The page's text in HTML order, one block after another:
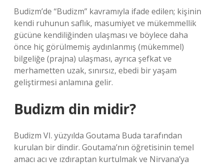
Budizm’de “Budizm” kavramıyla ifade edilen; kişinin
kendi ruhunun saflık, masumiyet ve mükemmellik
gücüne kendiliğinden ulaşması ve böylece daha
önce hiç görülmemiş aydınlanmış (mükemmel)
bilgeliğe (prajna) ulaşması, ayrıca şefkat ve
merhametten uzak, sınırsız, ebedi bir yaşam
geliştirmesi anlamına gelir.
Budizm din midir?
Budizm VI. yüzyılda Goutama Buda tarafından
kurulan bir dindir. Goutama’nın öğretisinin temel
amacı acı ve ızdıraptan kurtulmak ve Nirvana’ya